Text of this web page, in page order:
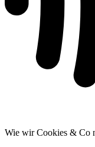
Wie wir Cookies & Co